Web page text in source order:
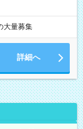
大量募集
詳細へ